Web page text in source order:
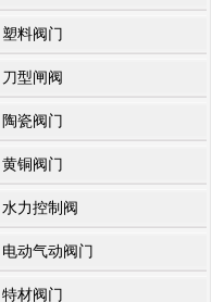
塑料阀门
刀型闸阀
陶瓷阀门
黄铜阀门
水力控制阀
电动气动阀门
特材阀门